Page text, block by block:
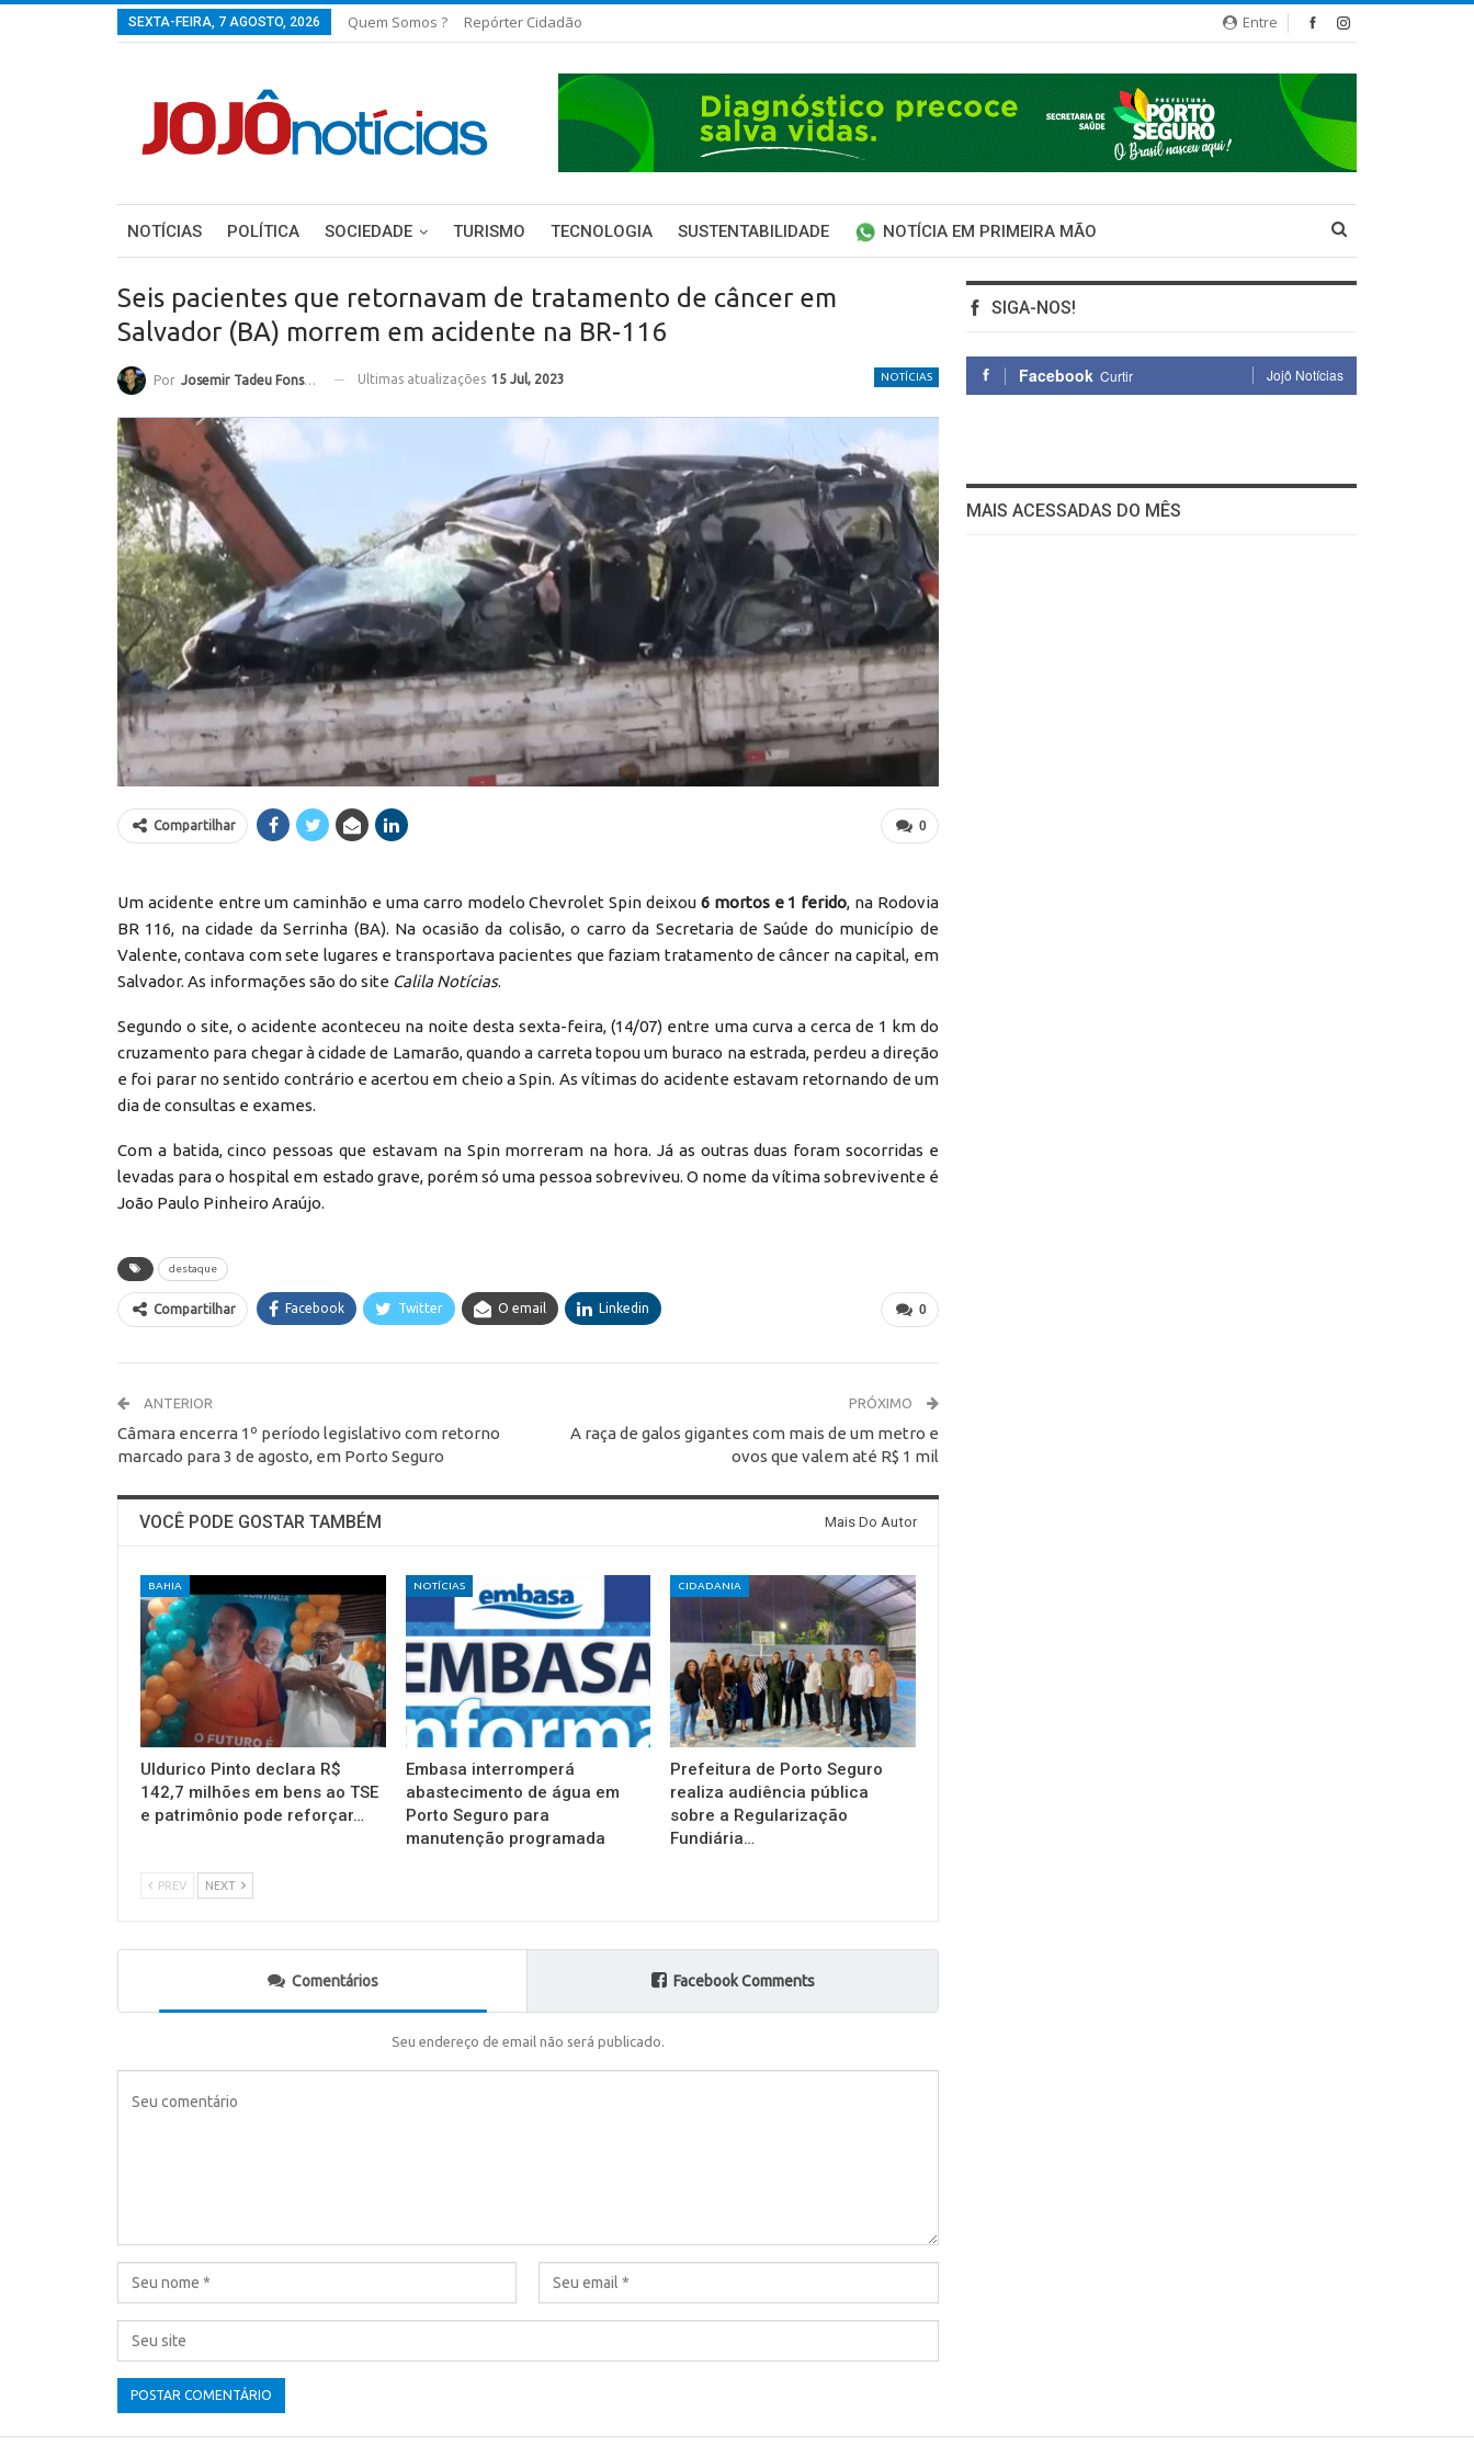
Entre
SEXTA-FEIRA, 7 AGOSTO, 2026 Quem Somos ? Repórter Cidadão
NOTÍCIAS POLÍTICA SOCIEDADE TURISMO TECNOLOGIA SUSTENTABILIDADE NOTÍCIA EM PRIMEIRA MÃO
Seis pacientes que retornavam de tratamento de câncer em
Salvador (BA) morrem em acidente na BR-116
NOTÍCIAS
Por Josemir Tadeu Fonseca Ultimas atualizações 15 Jul, 2023
0
Compartilhar
Um acidente entre um caminhão e uma carro modelo Chevrolet Spin deixou 6 mortos e 1 ferido, na Rodovia
BR 116, na cidade da Serrinha (BA). Na ocasião da colisão, o carro da Secretaria de Saúde do município de
Valente, contava com sete lugares e transportava pacientes que faziam tratamento de câncer na capital, em
Salvador. As informações são do site Calila Notícias.
Segundo o site, o acidente aconteceu na noite desta sexta-feira, (14/07) entre uma curva a cerca de 1 km do
cruzamento para chegar à cidade de Lamarão, quando a carreta topou um buraco na estrada, perdeu a direção
e foi parar no sentido contrário e acertou em cheio a Spin. As vítimas do acidente estavam retornando de um
dia de consultas e exames.
Com a batida, cinco pessoas que estavam na Spin morreram na hora. Já as outras duas foram socorridas e
levadas para o hospital em estado grave, porém só uma pessoa sobreviveu. O nome da vítima sobrevivente é
João Paulo Pinheiro Araújo.
destaque
0
Compartilhar Facebook Twitter O email Linkedin
ANTERIOR
Câmara encerra 1º período legislativo com retorno
marcado para 3 de agosto, em Porto Seguro
PRÓXIMO
A raça de galos gigantes com mais de um metro e
ovos que valem até R$ 1 mil
VOCÊ PODE GOSTAR TAMBÉM Mais Do Autor
BAHIA
Uldurico Pinto declara R$
142,7 milhões em bens ao TSE
e patrimônio pode reforçar…
NOTÍCIAS
Embasa interromperá
abastecimento de água em
Porto Seguro para
manutenção programada
CIDADANIA
Prefeitura de Porto Seguro
realiza audiência pública
sobre a Regularização
Fundiária…
PREV NEXT
Comentários Facebook Comments
Seu endereço de email não será publicado.
SIGA-NOS!
Facebook Curtir Jojô Notícias
MAIS ACESSADAS DO MÊS